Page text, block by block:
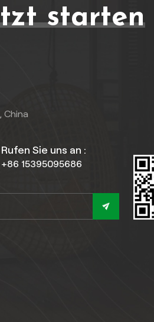
starten
China
Rufen Sie uns an :
+86 15395095686